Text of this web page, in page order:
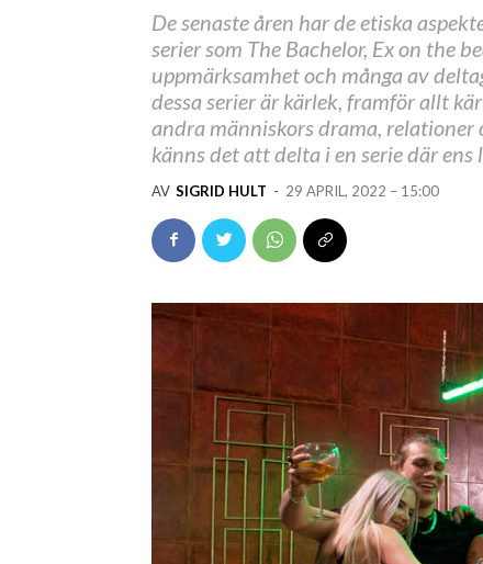
De senaste åren har de etiska
serier som The Bachelor, Ex on the
uppmärksamhet och många av
dessa serier är kärlek, framför allt
andra människors drama,
känns det att delta i en serie där
AV SIGRID HULT - 29 APRIL, 2022 – 15:00